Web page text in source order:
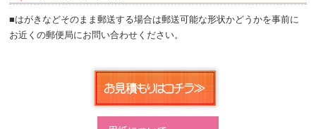
■はがきなどそのまま郵送する場合は郵送可能な形状かどうかを事前に
お近くの郵便局にお問い合わせください。